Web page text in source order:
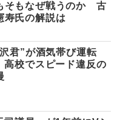
そもなぜ戦うのか 古
寿氏の解説は
君”が酒気帯び運転
高校でスピード違反の